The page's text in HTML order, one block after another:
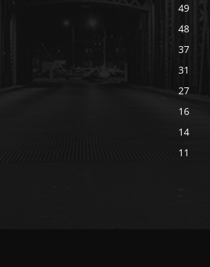
49
48
37
31
27
16
14
11